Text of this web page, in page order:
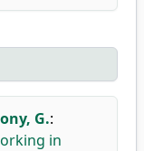
G.:
in